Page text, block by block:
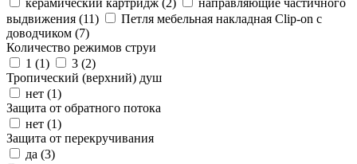
выдвижения (11)
Петля мебельная накладная Clip-on с
доводчиком (7)
Количество режимов струи
1 (1) 3 (2)
Тропический (верхний) душ
нет (1)
Защита от обратного потока
нет (1)
Защита от перекручивания
да (3)